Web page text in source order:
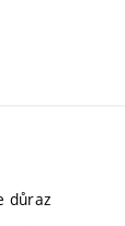
důraz